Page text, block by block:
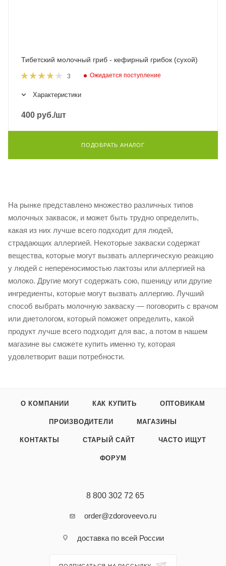
Тибетский молочный гриб - кефирный грибок (сухой)
3 Ожидается поступление
Характеристики
400 руб./шт
ПОДОБРАТЬ АНАЛОГ
На рынке представлено множество различных типов
молочных заквасок, и может быть трудно определить,
какая из них лучше всего подходит для людей,
страдающих аллергией. Некоторые закваски содержат
вещества, которые могут вызвать аллергическую реакцию
у людей с непереносимостью лактозы или аллергией на
молоко. Другие могут содержать сою, пшеницу или другие
ингредиенты, которые могут вызвать аллергию. Лучший
способ выбрать молочную закваску — поговорить с врачом
или диетологом, который поможет определить, какой
продукт лучше всего подходит для вас, а потом в нашем
магазине вы сможете купить именно ту, которая
удовлетворит ваши потребности.
О КОМПАНИИ КАК КУПИТЬ ОПТОВИКАМ
ПРОИЗВОДИТЕЛИ МАГАЗИНЫ
КОНТАКТЫ СТАРЫЙ САЙТ ЧАСТО ИЩУТ
ФОРУМ
8 800 302 72 65
order@zdoroveevo.ru
доставка по всей России